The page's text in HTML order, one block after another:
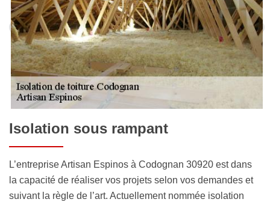
Isolation sous rampant
L’entreprise Artisan Espinos à Codognan 30920 est dans
la capacité de réaliser vos projets selon vos demandes et
suivant la règle de l’art. Actuellement nommée isolation